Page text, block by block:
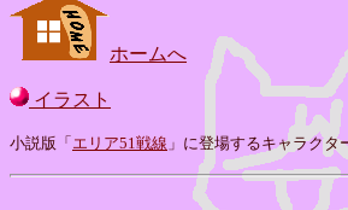
ホームへ
イラスト
小説版「 エリア51戦線 」に登場するキャラク